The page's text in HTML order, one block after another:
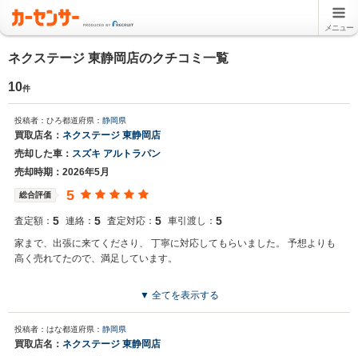
メニュー
ネクステージ 東静岡店のクチコミ一覧
10件
投稿者：ひろ都道府県： 静岡県
買取店名： ネクステージ 東静岡店
売却した車： スズキ アルトラパン
売却時期：2026年5月
総合評価 5
査定額： 5 連絡： 5 査定対応： 5 車引渡し： 5
家まで、出張に来てくださり、 丁寧に対応してもらいました。 予想よりも
高く売れてたので、満足しています。
▼ 全てを表示する
投稿者：はな都道府県： 静岡県
買取店名： ネクステージ 東静岡店